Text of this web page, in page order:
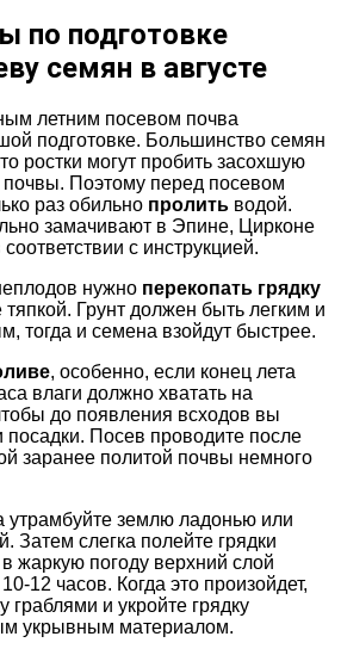
по подготовке
семян в августе
летним посевом почва
подготовке. Большинство семян
ростки могут пробить засохшую
почвы. Поэтому перед посевом
раз обильно пролить водой.
замачивают в Эпине, Цирконе
с инструкцией.
нужно перекопать грядку
тяпкой. Грунт должен быть легким и
тогда и семена взойдут быстрее.
, особенно, если конец лета
влаги должно хватать на
до появления всходов вы
Посев проводите после
заранее политой почвы немного
утрамбуйте землю ладонью или
Затем слегка полейте грядки
жаркую погоду верхний слой
12 часов. Когда это произойдет,
граблями и укройте грядку
укрывным материалом.